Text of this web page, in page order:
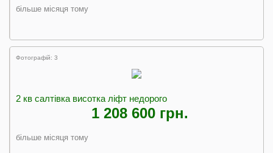
більше місяця тому
Фотографій: 3
2 кв салтівка висотка ліфт недорого
1 208 600 грн.
більше місяця тому